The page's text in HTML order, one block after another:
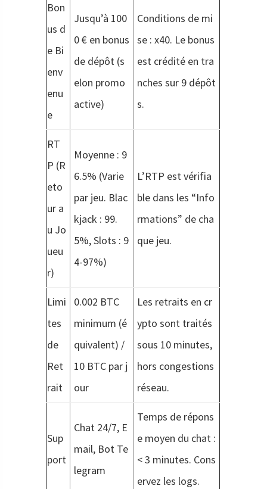
Bon
us d
e Bi
env
enu
e
Jusqu’à 100
0 € en bonus
de dépôt (s
elon promo
active)
Conditions de mi
se : x40. Le bonus
est crédité en tra
nches sur 9 dépôt
s.
RT
P (R
eto
ur a
u Jo
ueu
r)
Moyenne : 9
6.5% (Varie
par jeu. Blac
kjack : 99.
5%, Slots : 9
4-97%)
L’RTP est vérifia
ble dans les “Info
rmations” de cha
que jeu.
Limi
tes
de
Ret
rait
0.002 BTC
minimum (é
quivalent) /
10 BTC par j
our
Les retraits en cr
ypto sont traités
sous 10 minutes,
hors congestions
réseau.
Sup
port
Chat 24/7, E
mail, Bot Te
legram
Temps de répons
e moyen du chat :
< 3 minutes. Cons
ervez les logs.